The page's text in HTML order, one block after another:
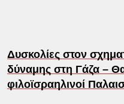
Δυσκολίες στον
δύναμης στη Γάζα –
φιλοϊσραηλινοί